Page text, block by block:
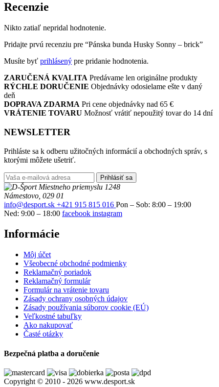
Recenzie
Nikto zatiaľ nepridal hodnotenie.
Pridajte prvú recenziu pre “Pánska bunda Husky Sonny – brick”
Musíte byť prihlásený pre pridanie hodnotenia.
ZARUČENÁ KVALITA Predávame len originálne produkty
RÝCHLE DORUČENIE Objednávky odosielame ešte v daný
deň
DOPRAVA ZDARMA Pri cene objednávky nad 65 €
VRÁTENIE TOVARU Možnosť vrátiť nepoužitý tovar do 14 dní
NEWSLETTER
Prihláste sa k odberu užitočných informácií a obchodných správ, s
ktorými môžete ušetriť.
Prihlásiť sa
Miestneho priemyslu 1248
Námestovo, 029 01
info@desport.sk +421 915 815 016 Pon – Sob: 8:00 – 19:00
Ned: 9:00 – 18:00 facebook instagram
Informácie
Môj účet
Všeobecné obchodné podmienky
Reklamačný poriadok
Reklamačný formulár
Formulár na vrátenie tovaru
Zásady ochrany osobných údajov
Zásady používania súborov cookie (EÚ)
Veľkostné tabuľky
Ako nakupovať
Časté otázky
Bezpečná platba a doručenie
Copyright © 2010 - 2026 www.desport.sk